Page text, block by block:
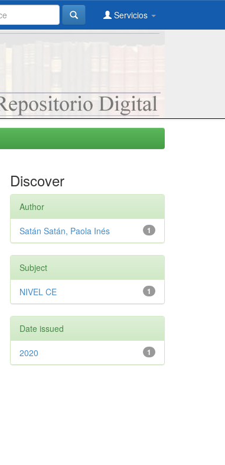
Servicios
Discover
Author
1
Satán Satán, Paola Inés
Subject
1
NIVEL CE
Date issued
1
2020